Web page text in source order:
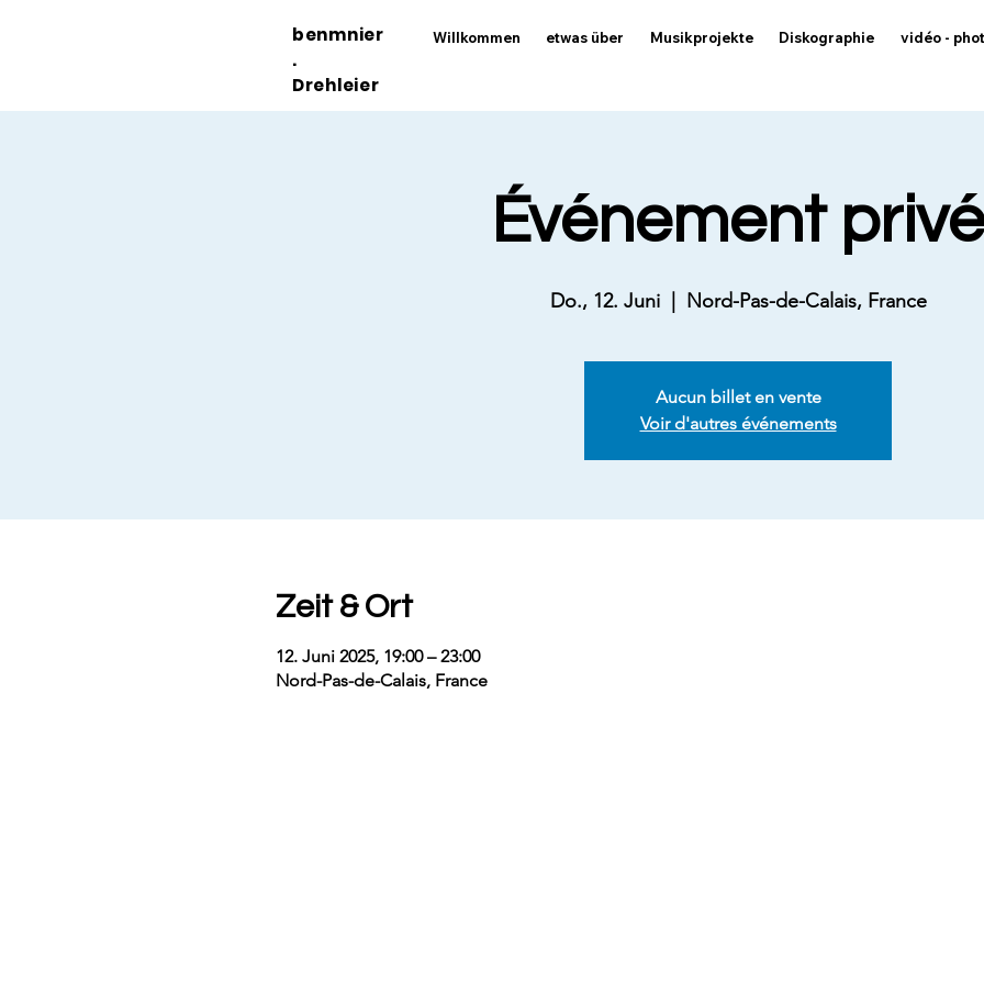
benmnier
.
Drehleier
Willkommen etwas über Musikprojekte Diskographie vidéo -
Événement privé
Do., 12. Juni
  |
Nord-Pas-de-Calais, France
Aucun billet en vente
Voir d'autres événements
Zeit & Ort
12. Juni 2025, 19:00 – 23:00
Nord-Pas-de-Calais, France